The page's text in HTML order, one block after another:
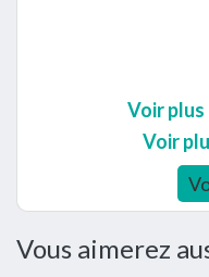
Voir plus
Voir
Vous aimerez